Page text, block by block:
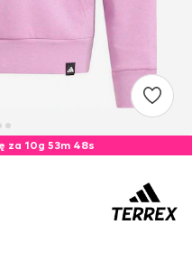
za 10g 53m 48s